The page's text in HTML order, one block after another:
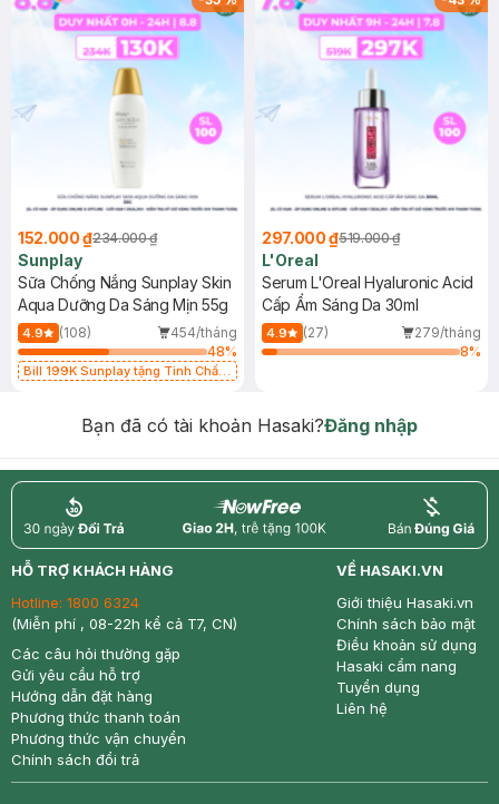
152.000 ₫234.000 ₫
Sunplay
Sữa Chống Nắng Sunplay Skin
Aqua Dưỡng Da Sáng Mịn 55g
4.9 (108)
454/tháng
48%
Bill 199K Sunplay tặng Tinh Chất
297.000 ₫519.000 ₫
L'Oreal
Serum L'Oreal Hyaluronic Acid
Cấp Ẩm Sáng Da 30ml
4.9 (27)
279/tháng
8%
Bạn đã có tài khoản Hasaki?Đăng nhập
return nowfree price
HỖ TRỢ KHÁCH HÀNG
Hotline: 1800 6324
(Miễn phí , 08-22h kể cả T7, CN)
Các câu hỏi thường gặp
Gửi yêu cầu hỗ trợ
Hướng dẫn đặt hàng
Phương thức thanh toán
Phương thức vận chuyển
Chính sách đổi trả
VỀ HASAKI.VN
Giới thiệu Hasaki.vn
Chính sách bảo mật
Điều khoản sử dụng
Hasaki cẩm nang
Tuyển dụng
Liên hệ